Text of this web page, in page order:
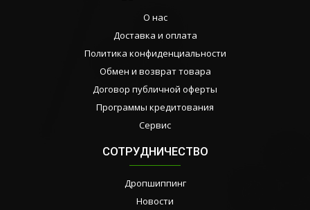
О нас
Доставка и оплата
Политика конфиденциальности
Обмен и возврат товара
Договор публичной оферты
Программы кредитования
Сервис
СОТРУДНИЧЕСТВО
Дропшиппинг
Новости